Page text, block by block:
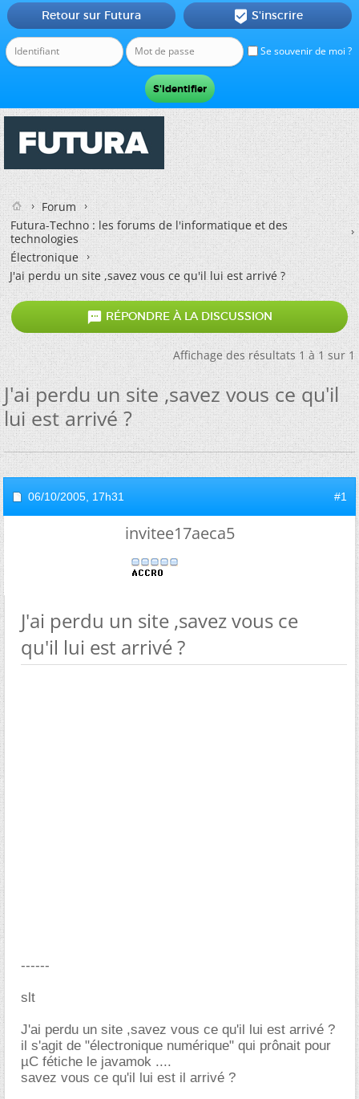
Se souvenir de moi ?
Retour sur Futura  S'inscrire
Forum
Futura-Techno : les forums de l'informatique et des
technologies
Électronique
J'ai perdu un site ,savez vous ce qu'il lui est arrivé ?
 RÉPONDRE À LA DISCUSSION
Affichage des résultats 1 à 1 sur 1
J'ai perdu un site ,savez vous ce qu'il
lui est arrivé ?
06/10/2005, 17h31 #1
invitee17aeca5
J'ai perdu un site ,savez vous ce
qu'il lui est arrivé ?
------
slt
J'ai perdu un site ,savez vous ce qu'il lui est arrivé ?
il s'agit de "électronique numérique" qui prônait pour
µC fétiche le javamok ....
savez vous ce qu'il lui est il arrivé ?